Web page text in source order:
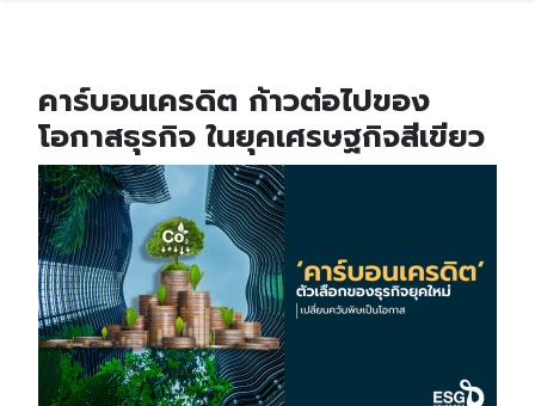
คาร์บอนเครดิต ก้าวต่อไปของ
โอกาสธุรกิจ ในยุคเศรษฐกิจสีเขียว